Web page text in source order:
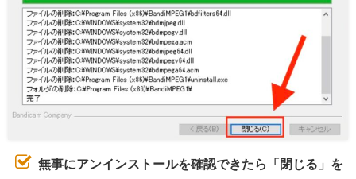
無事にアンインストールを確認できたら「閉じる」を